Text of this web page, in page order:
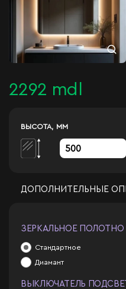
2292 mdl
ВЫСОТА, ММ
ДОПОЛНИТЕЛЬНЫЕ
ЗЕРКАЛЬНОЕ ПОЛОТНО
Стандартное
Диамант
ВЫКЛЮЧАТЕЛЬ